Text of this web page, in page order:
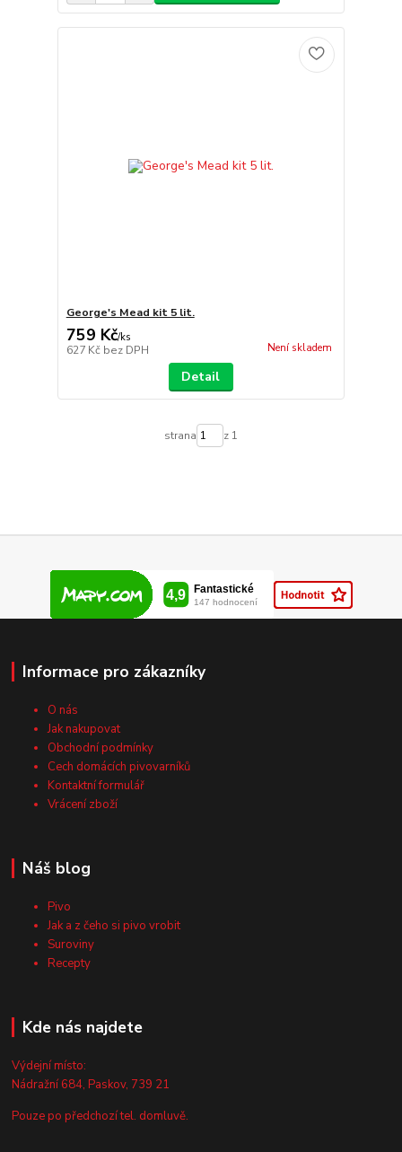
George's Mead kit 5 lit.
759 Kč/ks
627 Kč bez DPH Není skladem
Detail
strana z 1
Informace pro zákazníky
O nás
Jak nakupovat
Obchodní podmínky
Cech domácích pivovarníků
Kontaktní formulář
Vrácení zboží
Náš blog
Pivo
Jak a z čeho si pivo vrobit
Suroviny
Recepty
Kde nás najdete
Výdejní místo:
Nádražní 684, Paskov, 739 21
Pouze po předchozí tel. domluvě.